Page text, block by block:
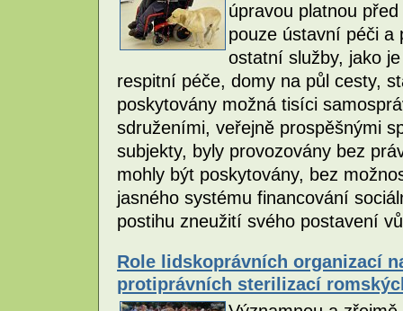
úpravou platnou
pouze ústavní péči a
ostatní služby, jako
respitní péče, domy na půl cesty,
poskytovány možná tisíci
sdruženími, veřejně prospěšnými
subjekty, byly provozovány bez
mohly být poskytovány, bez
jasného systému financování
postihu zneužití svého postavení
Role lidskoprávních organizací
protiprávních sterilizací